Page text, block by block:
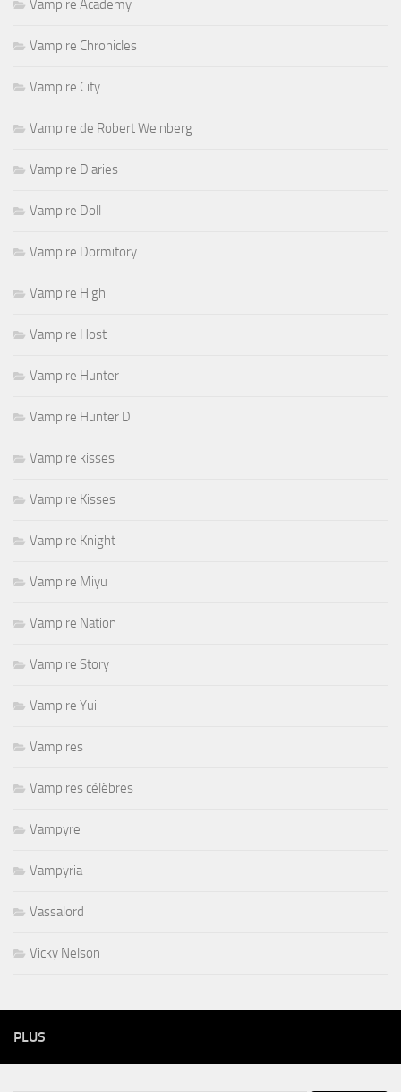
Vampire Academy
Vampire Chronicles
Vampire City
Vampire de Robert Weinberg
Vampire Diaries
Vampire Doll
Vampire Dormitory
Vampire High
Vampire Host
Vampire Hunter
Vampire Hunter D
Vampire kisses
Vampire Kisses
Vampire Knight
Vampire Miyu
Vampire Nation
Vampire Story
Vampire Yui
Vampires
Vampires célèbres
Vampyre
Vampyria
Vassalord
Vicky Nelson
PLUS